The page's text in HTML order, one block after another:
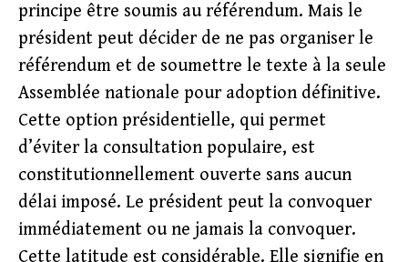
principe être soumis au référendum. Mais le
président peut décider de ne pas organiser le
référendum et de soumettre le texte à la seule
Assemblée nationale pour adoption définitive.
Cette option présidentielle, qui permet
d’éviter la consultation populaire, est
constitutionnellement ouverte sans aucun
délai imposé. Le président peut la convoquer
immédiatement ou ne jamais la convoquer.
Cette latitude est considérable. Elle signifie en